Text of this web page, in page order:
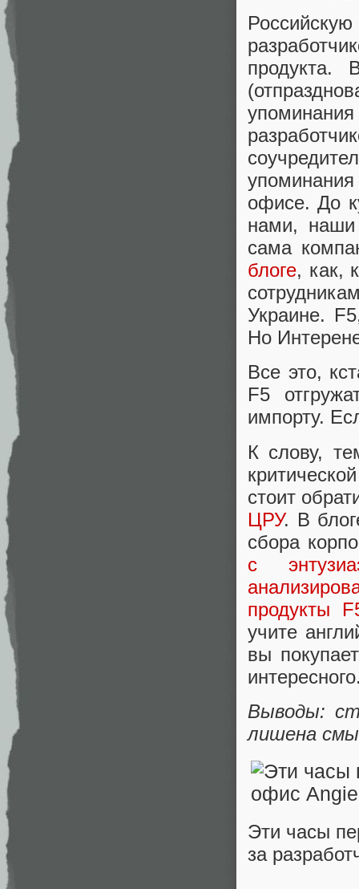
продукта.
офисе. До
нами, наши
сама
блоге, как,
Украине.
Но
Все это,
F5
импорту.
К слову,
стоит
ЦРУ. В
сбора
с
продукты
учите
вы
Выводы:
лишена
Эти часы
за